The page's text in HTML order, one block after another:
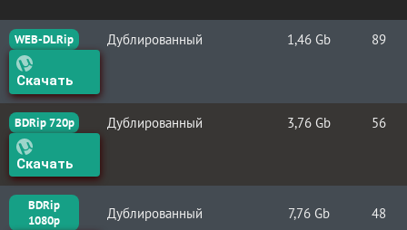
WEB-DLRip Дублированный 1,46 Gb 89
Скачать
BDRip 720p Дублированный 3,76 Gb 56
Скачать
BDRip
1080p
Дублированный 7,76 Gb 48